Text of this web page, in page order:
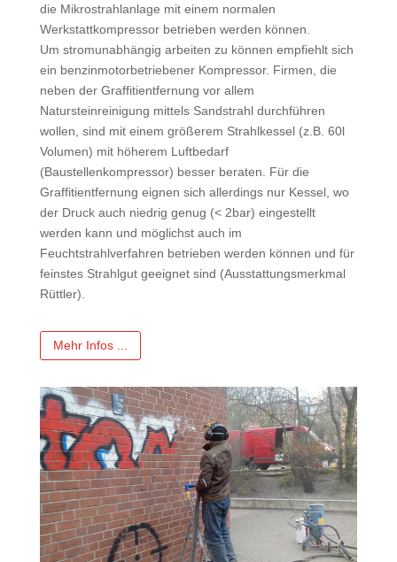
die Mikrostrahlanlage mit einem normalen
Werkstattkompressor betrieben werden können.
Um stromunabhängig arbeiten zu können empfiehlt sich
ein benzinmotorbetriebener Kompressor. Firmen, die
neben der Graffitientfernung vor allem
Natursteinreinigung mittels Sandstrahl durchführen
wollen, sind mit einem größerem Strahlkessel (z.B. 60l
Volumen) mit höherem Luftbedarf
(Baustellenkompressor) besser beraten. Für die
Graffitientfernung eignen sich allerdings nur Kessel, wo
der Druck auch niedrig genug (< 2bar) eingestellt
werden kann und möglichst auch im
Feuchtstrahlverfahren betrieben werden können und für
feinstes Strahlgut geeignet sind (Ausstattungsmerkmal
Rüttler).
Mehr Infos ...